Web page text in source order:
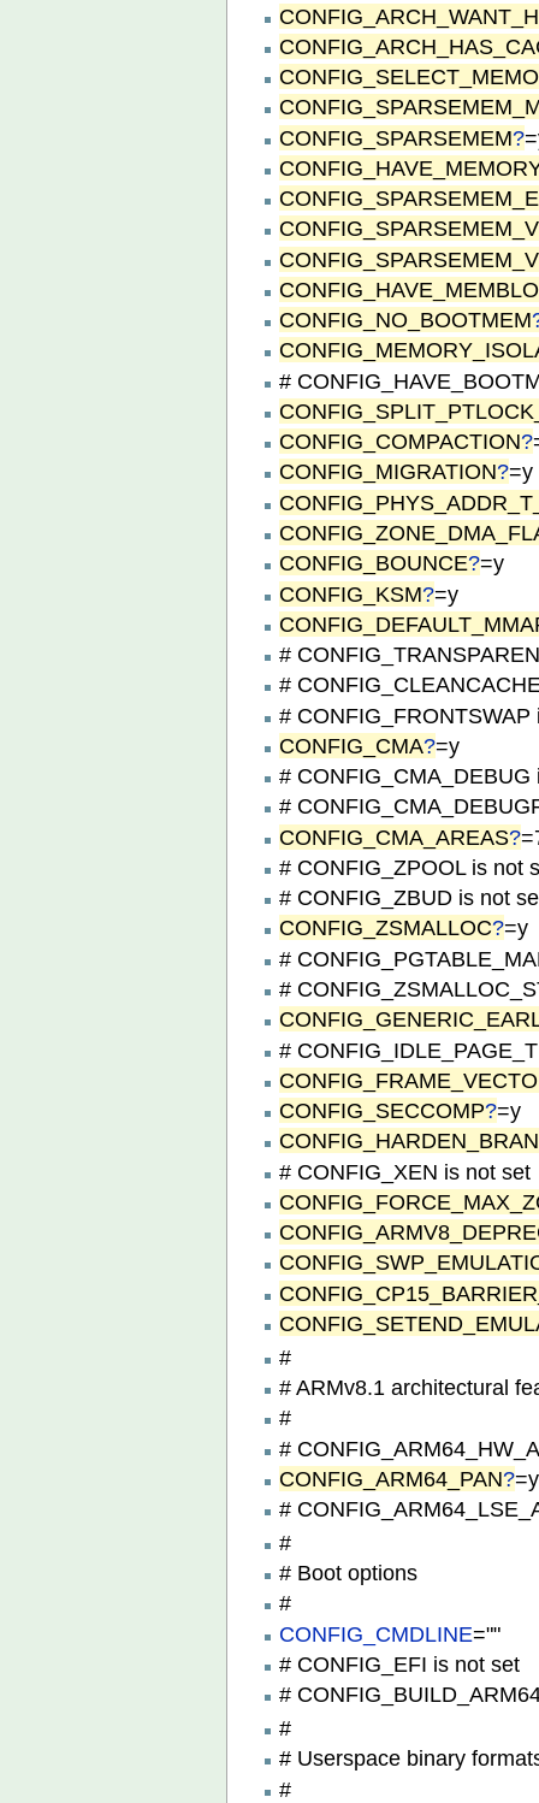
CONFIG_SPARSEMEM?
CONFIG_NO_BOOTMEM
#
CONFIG_COMPACTION?
CONFIG_MIGRATION?=y
CONFIG_BOUNCE?=y
CONFIG_KSM?=y
#
#
# CONFIG_FRONTSWAP
CONFIG_CMA?=y
# CONFIG_CMA_DEBUG
#
CONFIG_CMA_AREAS?
# CONFIG_ZPOOL is not
# CONFIG_ZBUD is not
CONFIG_ZSMALLOC?=y
#
#
#
CONFIG_SECCOMP?=y
# CONFIG_XEN is not set
#
# ARMv8.1 architectural
#
#
CONFIG_ARM64_PAN?=y
#
#
# Boot options
#
CONFIG_CMDLINE=""
# CONFIG_EFI is not set
#
#
# Userspace binary
#